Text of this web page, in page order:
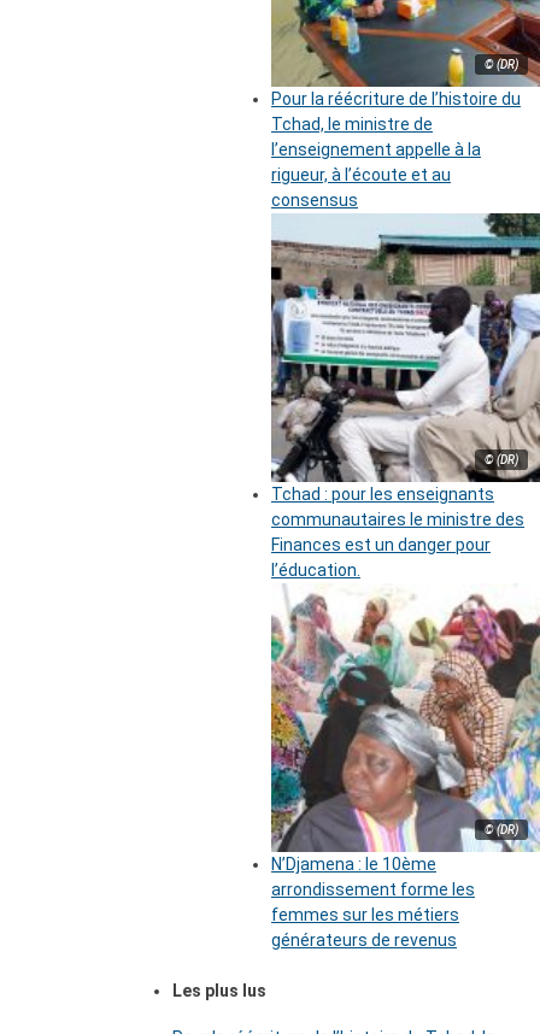
© (DR)
Pour la réécriture de l’histoire du
Tchad, le ministre de
l’enseignement appelle à la
rigueur, à l’écoute et au
consensus
© (DR)
Tchad : pour les enseignants
communautaires le ministre des
Finances est un danger pour
l’éducation.
© (DR)
N’Djamena : le 10ème
arrondissement forme les
femmes sur les métiers
générateurs de revenus
Les plus lus